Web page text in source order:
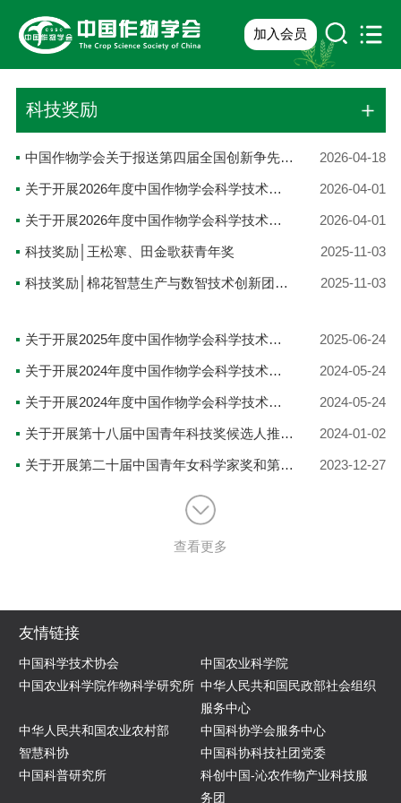
加入会员
科技奖励
中国作物学会关于报送第四届全国创新争先奖推荐对象的公示 2026-04-18
关于开展2026年度中国作物学会科学技术成就奖——国际贡献奖提名工作的通知 2026-04-01
关于开展2026年度中国作物学会科学技术成就奖——杰出成就奖推荐工作的通知 2026-04-01
科技奖励│王松寒、田金歌获青年奖 2025-11-03
科技奖励│棉花智慧生产与数智技术创新团队获创新团队奖 2025-11-03
关于开展2025年度中国作物学会科学技术成就奖推荐工作的通知 2025-06-24
关于开展2024年度中国作物学会科学技术成就奖——杰出成就奖推荐工作的通知 2024-05-24
关于开展2024年度中国作物学会科学技术成就奖——国际贡献奖提名工作的通知 2024-05-24
关于开展第十八届中国青年科技奖候选人推荐工作的通知 2024-01-02
关于开展第二十届中国青年女科学家奖和第九届未来女科学家计划候选人推荐工作的通知 2023-12-27
查看更多
友情链接
中国科学技术协会
中国农业科学院
中国农业科学院作物科学研究所 中华人民共和国民政部社会组织
服务中心
中华人民共和国农业农村部
中国科协学会服务中心
智慧科协
中国科协科技社团党委
中国科普研究所
科创中国-沁农作物产业科技服
务团